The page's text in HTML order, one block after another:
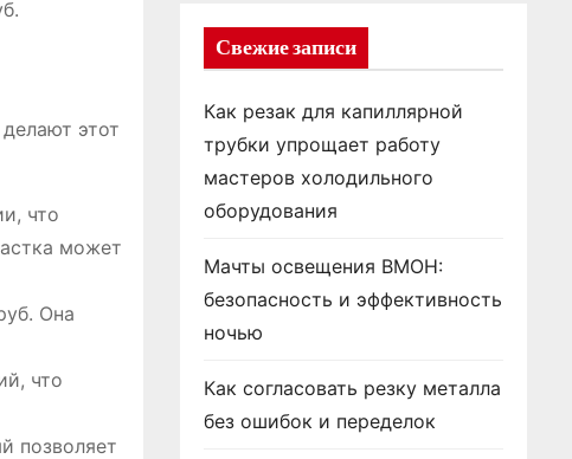
этот
что
может
Она
что
позволяет
Свежие записи
Как резак для капиллярной
трубки упрощает работу
мастеров холодильного
оборудования
Мачты освещения ВМОН:
безопасность и эффективность
ночью
Как согласовать резку металла
без ошибок и переделок